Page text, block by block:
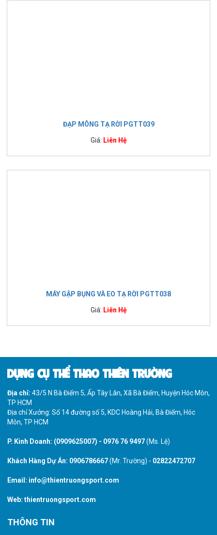
ĐẠP MÔNG TẠ RỜI PGTT039
Giá: Liên Hệ
MÁY GẬP BỤNG VÀ EO TẠ RỜI PGTT038
Giá: Liên Hệ
DỤNG CỤ THỂ THAO THIÊN TRƯỜNG
Địa chỉ: 43/5 N Bà Điểm 5, Ấp Tây Lân, Xã Bà Điểm, Huyện Hóc Môn,
TP HCM
Địa chỉ Xưởng: Số 14 đường số 5, KDC Hoàng Hải, Bà Điểm, Hóc
Môn, TP HCM
P. Kinh Doanh: (0909625007) - 0976 76 9497(Ms. Lệ)
Khách Hàng Dự Án: 0906786667(Mr. Trường) - 02822472707
Email: info@thientruongsport.com
Web: thientruongsport.com
THÔNG TIN